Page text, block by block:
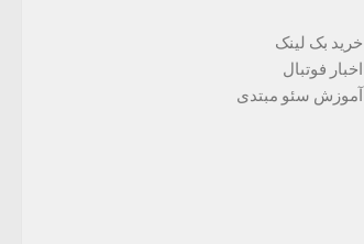
خرید بک لینک
اخبار فوتبال
آموزش سئو مبتدی